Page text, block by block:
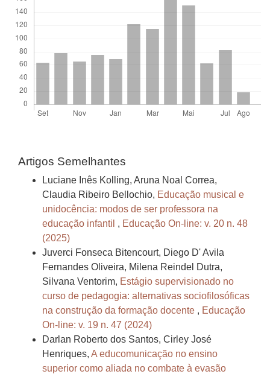
Artigos Semelhantes
Luciane Inês Kolling, Aruna Noal Correa,
Claudia Ribeiro Bellochio, Educação musical e
unidocência: modos de ser professora na
educação infantil , Educação On-line: v. 20 n. 48
(2025)
Juverci Fonseca Bitencourt, Diego D' Avila
Fernandes Oliveira, Milena Reindel Dutra,
Silvana Ventorim, Estágio supervisionado no
curso de pedagogia: alternativas sociofilosóficas
na construção da formação docente , Educação
On-line: v. 19 n. 47 (2024)
Darlan Roberto dos Santos, Cirley José
Henriques, A educomunicação no ensino
superior como aliada no combate à evasão